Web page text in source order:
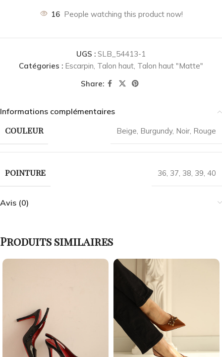
16 People watching this product now!
UGS : SLB_54413-1
Catégories : Escarpin, Talon haut, Talon haut "Matte"
Share:
Informations complémentaires
COULEUR Beige, Burgundy, Noir, Rouge
POINTURE 36, 37, 38, 39, 40
Avis (0)
Produits similaires